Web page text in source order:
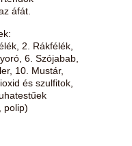
áfát.
:
2. Rákfélék,
6. Szójabab,
10. Mustár,
és szulfitok,
polip)